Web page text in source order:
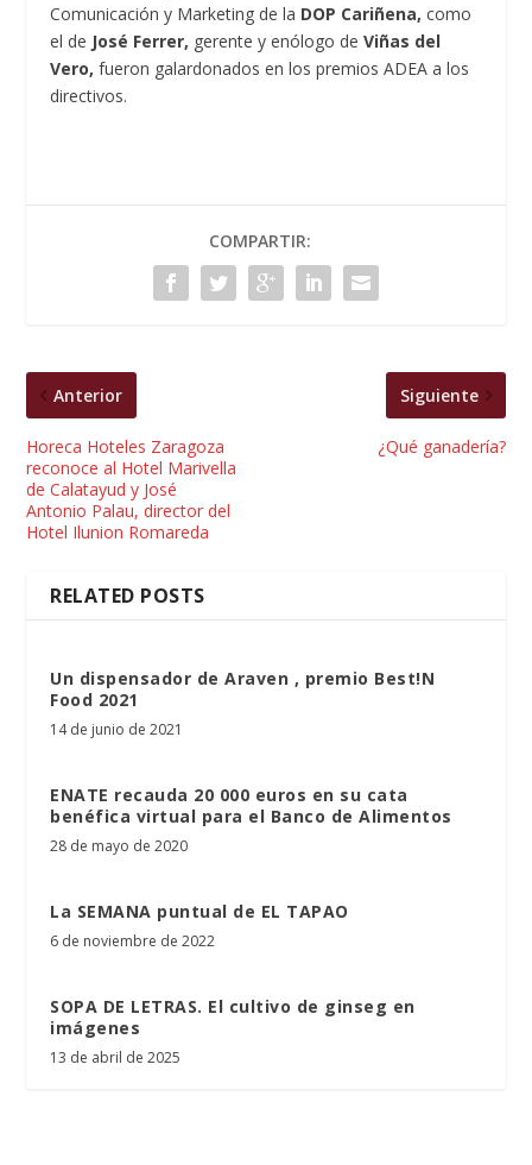
Comunicación y Marketing de la DOP Cariñena, como
el de José Ferrer, gerente y enólogo deViñas del
Vero, fueron galardonados en los premios ADEA a los
directivos.
COMPARTIR:
Anterior
Horeca Hoteles Zaragoza
reconoce al Hotel Marivella
de Calatayud y José
Antonio Palau, director del
Hotel Ilunion Romareda
Siguiente
¿Qué ganadería?
RELATED POSTS
Un dispensador de Araven , premio Best!N
Food 2021
14 de junio de 2021
ENATE recauda 20 000 euros en su cata
benéfica virtual para el Banco de Alimentos
28 de mayo de 2020
La SEMANA puntual de EL TAPAO
6 de noviembre de 2022
SOPA DE LETRAS. El cultivo de ginseg en
imágenes
13 de abril de 2025